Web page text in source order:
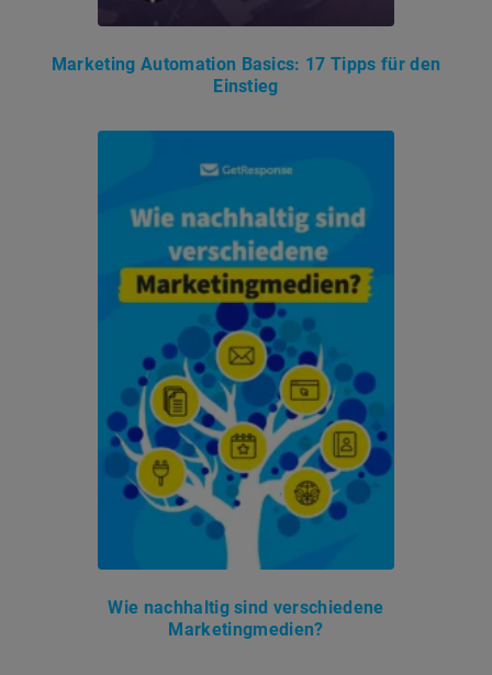
Marketing Automation Basics: 17 Tipps für den
Einstieg
Wie nachhaltig sind verschiedene
Marketingmedien?